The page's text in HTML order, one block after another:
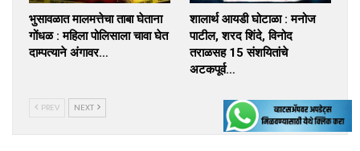
भुसावळात मालमत्तेचा ताबा घेताना
गोंधळ : महिला पोलिसाला चावा घेत
दाम्पत्याने अंगावर…
शालार्थ आयडी घोटाळा : मनोज
पाटील, शरद शिंदे, विनोद
तराळसह 15 संशयितांचे
अटकपूर्व…
PREV NEXT